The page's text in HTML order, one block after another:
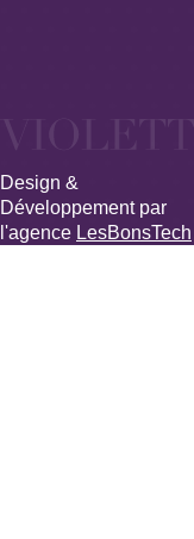
Design &
Développement par
l'agence LesBonsTech